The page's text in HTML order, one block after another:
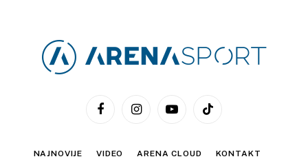
FacebookInstagramYouTubeTikTok
NAJNOVIJE VIDEO ARENA CLOUD KONTAKT